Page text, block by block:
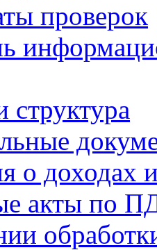
проверок
структура
о доходах
акты по